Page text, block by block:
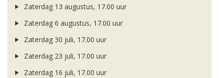
Zaterdag 13 augustus, 17.00 uur
Zaterdag 6 augustus, 17.00 uur
Zaterdag 30 juli, 17.00 uur
Zaterdag 23 juli, 17.00 uur
Zaterdag 16 juli, 17.00 uur